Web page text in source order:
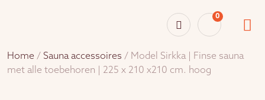
0
Home / Sauna accessoires / Model Sirkka | Finse sauna
met alle toebehoren | 225 x 210 x210 cm. hoog